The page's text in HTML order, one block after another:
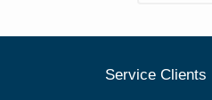
Service Clients